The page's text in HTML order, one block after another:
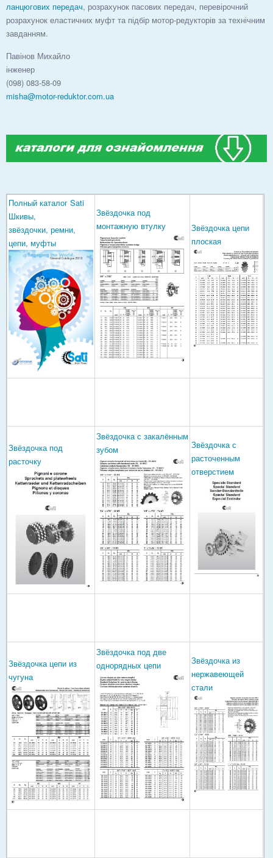
ланцюгових передач, розрахунок пасових передач, перевірочний
розрахунок еластичних муфт та підбір мотор-редукторів за технічним
завданням.
Павінов Михайло
інженер
(098) 083-58-09
misha@motor-reduktor.com.ua
Полный каталог Sati
Шкивы,
звёздочки, ремни,
цепи, муфты
Звёздочка под
монтажную втулку
Звёздочка цепи
плоская
Звёздочка под
расточку
Звёздочка с закалённым
зубом
Звёздочка с
расточенным
отверстием
Звёздочка цепи из
чугуна
Звёздочка под две
однорядных цепи
Звёздочка из
нержавеющей
стали